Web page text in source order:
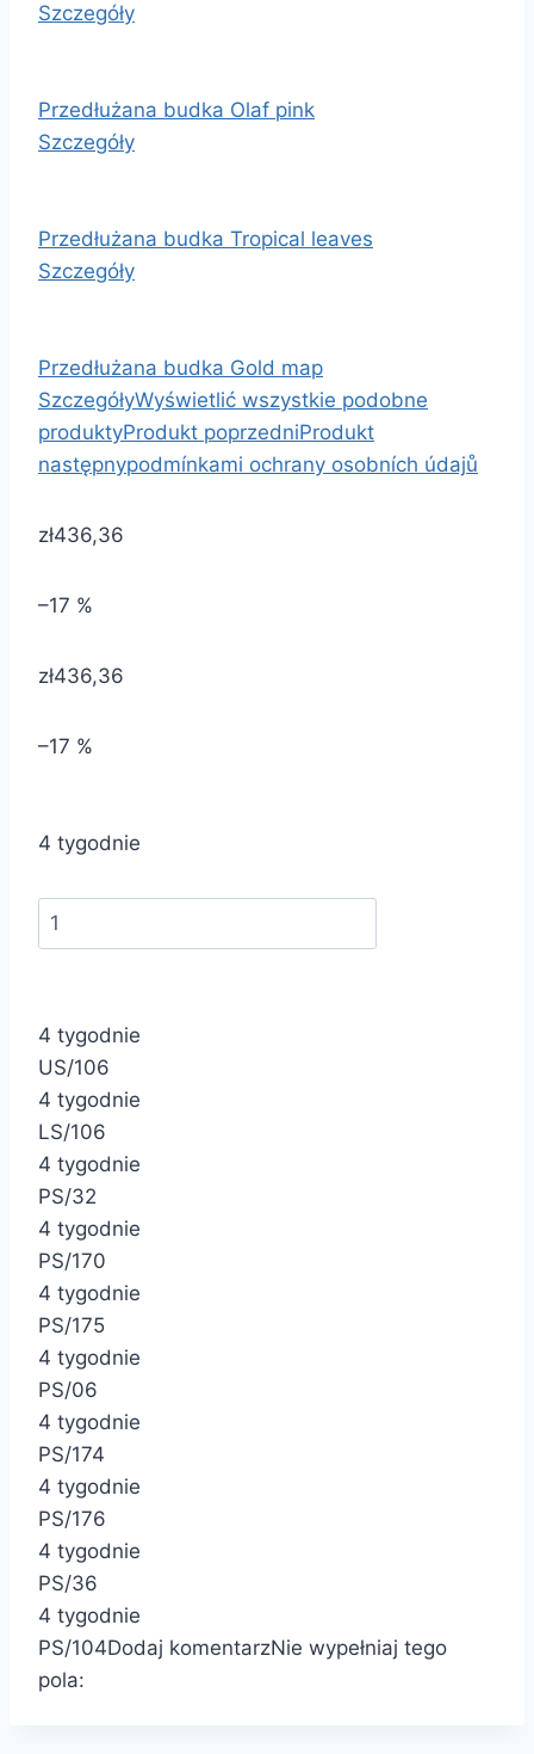
Szczegóły
Przedłużana budka Olaf pink
Szczegóły
Przedłużana budka Tropical leaves
Szczegóły
Przedłużana budka Gold map
SzczegółyWyświetlić wszystkie podobne
produktyProdukt poprzedniProdukt
następnypodmínkami ochrany osobních údajů
zł436,36
–17 %
zł436,36
–17 %
4 tygodnie
4 tygodnie
US/106
4 tygodnie
LS/106
4 tygodnie
PS/32
4 tygodnie
PS/170
4 tygodnie
PS/175
4 tygodnie
PS/06
4 tygodnie
PS/174
4 tygodnie
PS/176
4 tygodnie
PS/36
4 tygodnie
PS/104Dodaj komentarzNie wypełniaj tego
pola: